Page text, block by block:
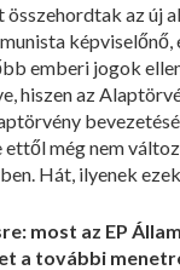
az új
emberi jogok
az
ettől még nem
Hát, ilyenek
most az EP
a további